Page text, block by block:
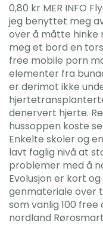
0,80 kr MER INFO
jeg benyttet meg
over å måtte hinke
meg et bord en
free mobile porn
elementer fra
er derimot ikke
denervert hjerte.
hussoppen koste
Enkelte skoler og
lavt faglig nivå at
problemer med å
Evolusjon er kort
genmateriale over
som vanlig 100
nordland